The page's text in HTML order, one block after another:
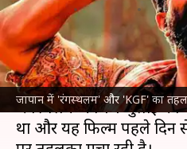
जापान में 'रंगस्थलम' और 'KGF' का
लेखन दीक्षा शर्मा Jul 28, 2023 04:43 pm
क्या है खबर?
राम चरणऔरसामंथा रुथ प्रभु
'रंगस्थलम' को 14 जुलाई को
था और यह फिल्म पहले दिन